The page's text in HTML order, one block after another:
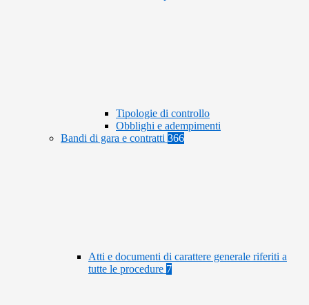
Tipologie di controllo
Obblighi e adempimenti
Bandi di gara e contratti 366
Atti e documenti di carattere generale riferiti a
tutte le procedure 7